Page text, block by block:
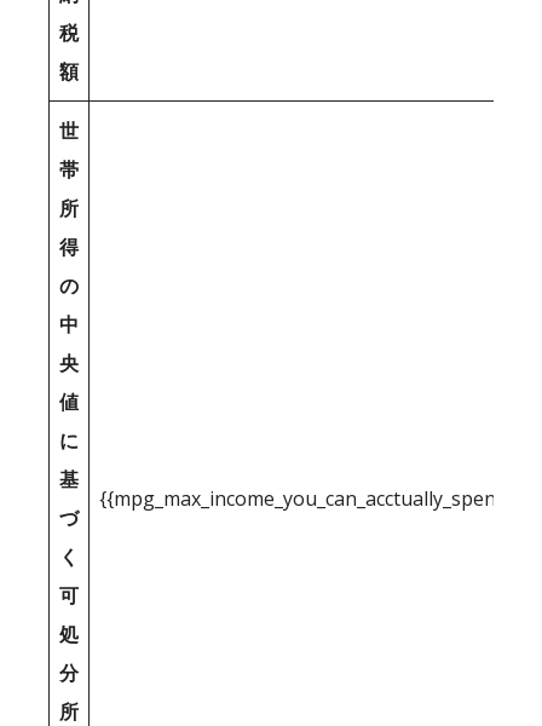
税
額
世
帯
所
得
の
中
央
値
に
基
づ
く
可
処
分
所